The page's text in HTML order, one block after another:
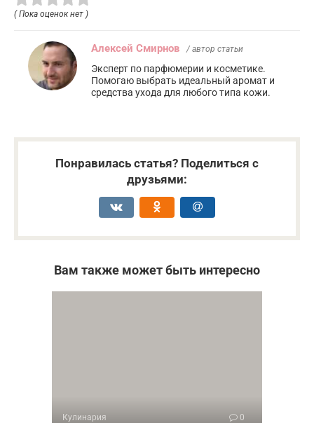
( Пока оценок нет )
Алексей Смирнов / автор статьи
Эксперт по парфюмерии и косметике.
Помогаю выбрать идеальный аромат и
средства ухода для любого типа кожи.
Понравилась статья? Поделиться с
друзьями:
Вам также может быть интересно
Кулинария 0